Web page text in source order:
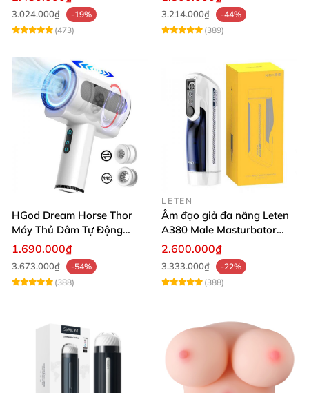
3.024.000₫
-19%
(473)
3.214.000₫
-44%
(389)
HGod Dream Horse Thor
Máy Thủ Dâm Tự Động
Rung Thụt Xoay 360 Độ
1.690.000₫
3.673.000₫
-54%
(388)
LETEN
Âm đạo giả đa năng Leten
A380 Male Masturbator
Version 4
2.600.000₫
3.333.000₫
-22%
(388)